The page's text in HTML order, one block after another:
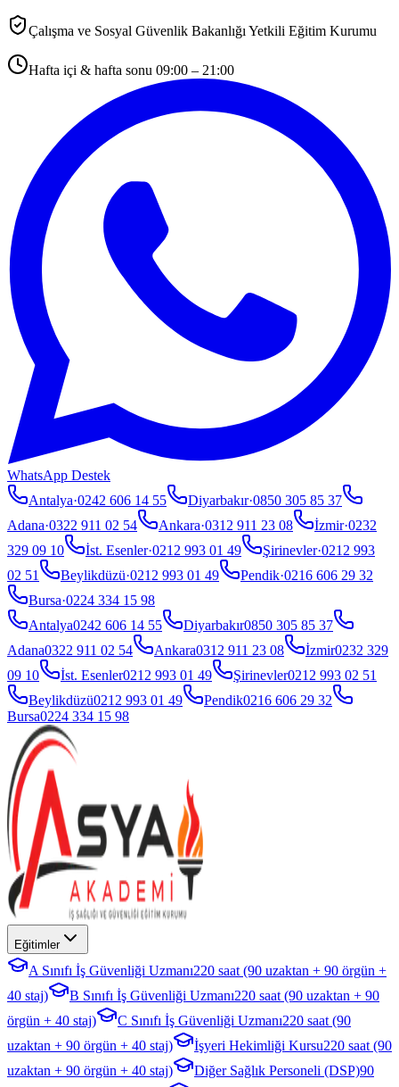
Çalışma ve Sosyal Güvenlik Bakanlığı Yetkili Eğitim Kurumu
Hafta içi & hafta sonu 09:00 – 21:00
WhatsApp Destek
Antalya·0242 606 14 55 Diyarbakır·0850 305 85 37
Adana·0322 911 02 54 Ankara·0312 911 23 08 İzmir·0232
329 09 10
İst. Esenler·0212 993 01 49 Şirinevler·0212 993
02 51
Beylikdüzü·0212 993 01 49 Pendik·0216 606 29 32
Bursa·0224 334 15 98
Antalya0242 606 14 55 Diyarbakır0850 305 85 37
Adana0322 911 02 54 Ankara0312 911 23 08 İzmir0232 329
09 10
İst. Esenler0212 993 01 49 Şirinevler0212 993 02 51
Beylikdüzü0212 993 01 49 Pendik0216 606 29 32
Bursa0224 334 15 98
Eğitimler
A Sınıfı İş Güvenliği Uzmanı220 saat (90 uzaktan + 90 örgün +
40 staj)
B Sınıfı İş Güvenliği Uzmanı220 saat (90 uzaktan + 90
örgün + 40 staj)
C Sınıfı İş Güvenliği Uzmanı220 saat (90
uzaktan + 90 örgün + 40 staj)
İşyeri Hekimliği Kursu220 saat (90
uzaktan + 90 örgün + 40 staj)
Diğer Sağlık Personeli (DSP)90